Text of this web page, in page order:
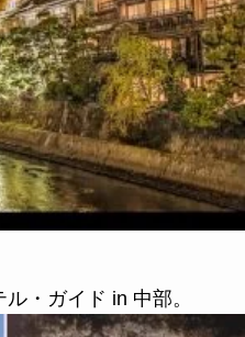
・ガイド in 中部。